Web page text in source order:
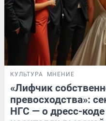
КУЛЬТУРА МНЕНИЕ
«Лифчик
превосходства»:
НГС — о дресс-коде